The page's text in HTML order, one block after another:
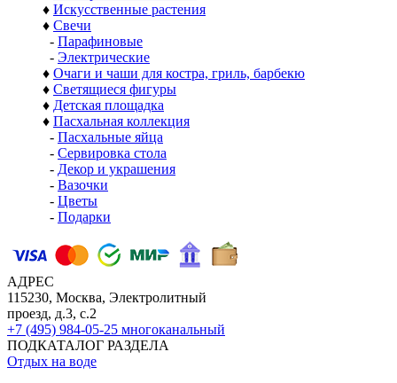
♦ Искусственные растения
♦ Свечи
- Парафиновые
- Электрические
♦ Очаги и чаши для костра, гриль, барбекю
♦ Светящиеся фигуры
♦ Детская площадка
♦ Пасхальная коллекция
- Пасхальные яйца
- Сервировка стола
- Декор и украшения
- Вазочки
- Цветы
- Подарки
АДРЕС
115230, Москва, Электролитный
проезд, д.3, с.2
+7 (495) 984-05-25 многоканальный
ПОДКАТАЛОГ РАЗДЕЛА
Отдых на воде